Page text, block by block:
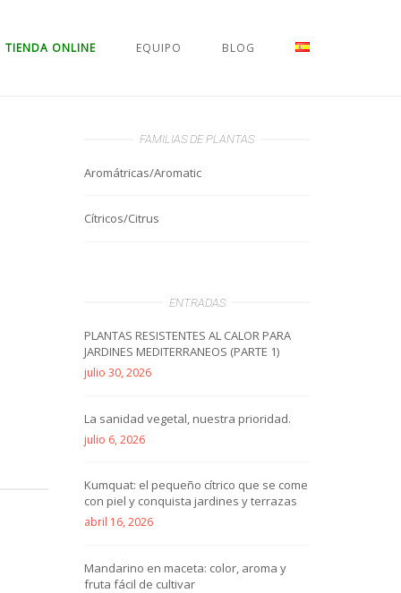
TIENDA ONLINE EQUIPO BLOG
FAMILIAS DE PLANTAS
Aromátricas/Aromatic
Cítricos/Citrus
ENTRADAS
PLANTAS RESISTENTES AL CALOR PARA
JARDINES MEDITERRANEOS (PARTE 1)
julio 30, 2026
La sanidad vegetal, nuestra prioridad.
julio 6, 2026
Kumquat: el pequeño cítrico que se come
con piel y conquista jardines y terrazas
abril 16, 2026
Mandarino en maceta: color, aroma y
fruta fácil de cultivar